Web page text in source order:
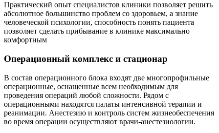
Практический опыт специалистов клиники позволяет решить
абсолютное большинство проблем со здоровьем, а знание
человеческой психологии, способность понять пациента
позволяет сделать прибывание в клинике максимально
комфортным
Операционный комплекс и стационар
В состав операционного блока входят две многопрофильные
операционные, оснащенные всем необходимым для
проведения операций любой сложности. Рядом с
операционными находятся палаты интенсивной терапии и
реанимации. Анестезию и контроль систем жизнеобеспечения
во время операции осуществляют врачи-анестезиологии.